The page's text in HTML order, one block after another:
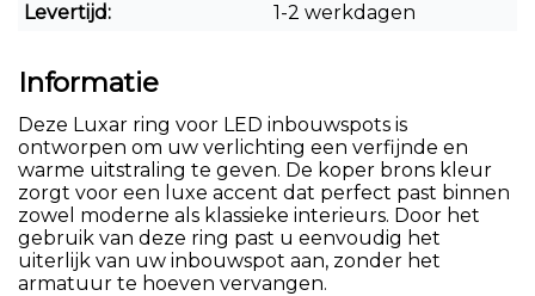
Levertijd:
1-2 werkdagen
Informatie
Deze Luxar ring voor LED inbouwspots is
ontworpen om uw verlichting een verfijnde en
warme uitstraling te geven. De koper brons kleur
zorgt voor een luxe accent dat perfect past binnen
zowel moderne als klassieke interieurs. Door het
gebruik van deze ring past u eenvoudig het
uiterlijk van uw inbouwspot aan, zonder het
armatuur te hoeven vervangen.